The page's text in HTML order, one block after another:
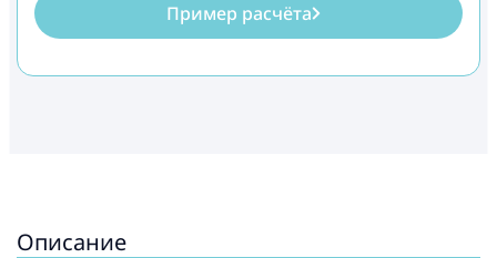
Пример расчёта
Описание